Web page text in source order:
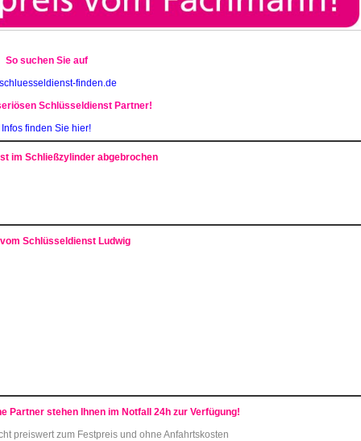
So suchen Sie auf
finden.de
Schlüsseldienst Partner!
Infos finden Sie hier!
im Schließzylinder abgebrochen
Schlüsseldienst Ludwig
Partner stehen Ihnen im Notfall 24h zur Verfügung!
preiswertzum Festpreis und ohne Anfahrtskosten